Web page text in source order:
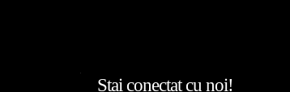
Stai conectat cu noi!